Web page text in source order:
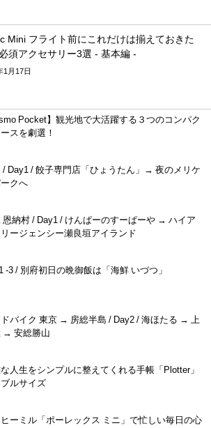
Mini フライト前にこれだけは揃えておきた
須アクセサリー3選 - 基本編 -
1月17日
Pocket】観光地で大活躍する３つのコンパク
ースを劇選！
門店「ひょうたん」→ 夜のメリケ
クへ
恩納村 / Day1 / けんぱーのすーぱーや → ハイア
リージェンシー瀬良垣アイランド
-3 / 別府初日の晩御飯は「海鮮 いづつ」
ドバイク 東京 → 房総半島 / Day2 / 海ほたる → 上
→ 安総勝山
人生をシンプルに整えてくれる手帳「Plotter」
ルサイズ
ヒーミル「ポーレックス ミニ」で忙しい毎日の心